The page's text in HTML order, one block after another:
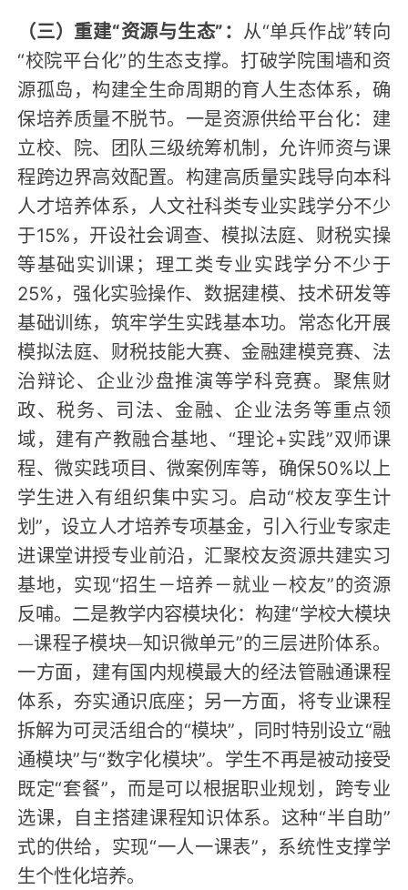
（三）重建“资源与生态”： 从“单兵作战”转向
“校院平台化”的生态支撑。打破学院围墙和资
源孤岛，构建全生命周期的育人生态体系，确
保培养质量不脱节。一是资源供给平台化：建
立校、院、团队三级统筹机制，允许师资与课
程跨边界高效配置。构建高质量实践导向本科
人才培养体系，人文社科类专业实践学分不少
于15%，开设社会调查、模拟法庭、财税实操
等基础实训课；理工类专业实践学分不少于
25%，强化实验操作、数据建模、技术研发等
基础训练，筑牢学生实践基本功。常态化开展
模拟法庭、财税技能大赛、金融建模竞赛、法
治辩论、企业沙盘推演等学科竞赛。聚焦财
政、税务、司法、金融、企业法务等重点领
域，建有产教融合基地、“理论+实践”双师课
程、微实践项目、微案例库等，确保50%以上
学生进入有组织集中实习。启动“校友孪生计
划”，设立人才培养专项基金，引入行业专家走
进课堂讲授专业前沿，汇聚校友资源共建实习
基地，实现“招生－培养－就业－校友”的资源
反哺。二是教学内容模块化：构建“学校大模块
—课程子模块—知识微单元”的三层进阶体系。
一方面，建有国内规模最大的经法管融通课程
体系，夯实通识底座；另一方面，将专业课程
拆解为可灵活组合的“模块”，同时特别设立“融
通模块”与“数字化模块”。学生不再是被动接受
既定“套餐”，而是可以根据职业规划，跨专业
选课，自主搭建课程知识体系。这种“半自助”
式的供给，实现“一人一课表”，系统性支撑学
生个性化培养。